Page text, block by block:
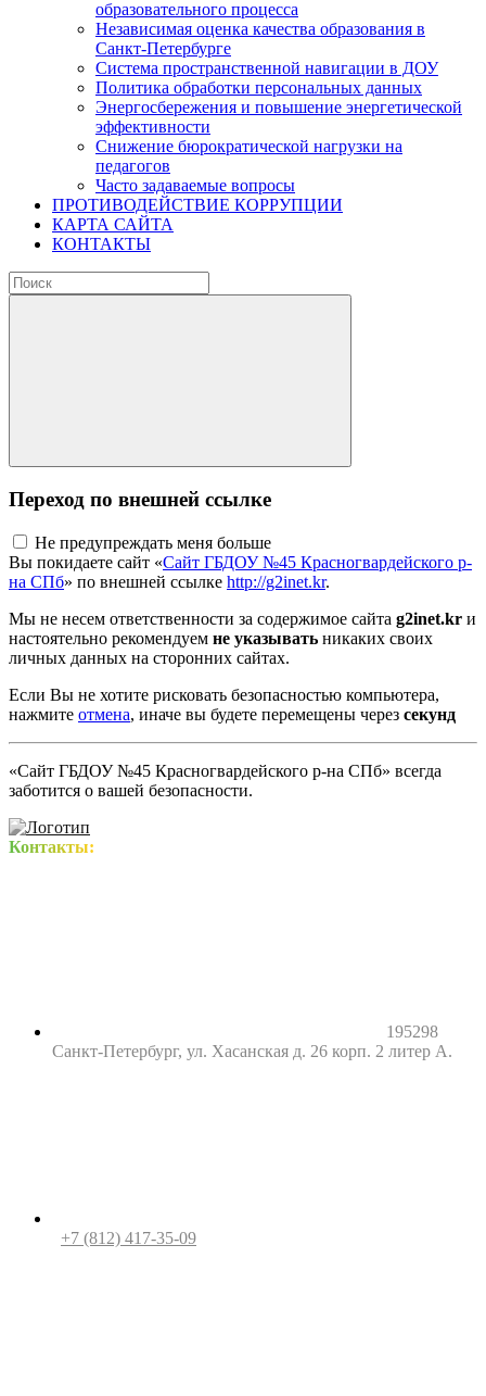
образовательного процесса
Независимая оценка качества образования в
Санкт-Петербурге
Система пространственной навигации в ДОУ
Политика обработки персональных данных
Энергосбережения и повышение энергетической
эффективности
Снижение бюрократической нагрузки на
педагогов
Часто задаваемые вопросы
ПРОТИВОДЕЙСТВИЕ КОРРУПЦИИ
КАРТА САЙТА
КОНТАКТЫ
Переход по внешней ссылке
Не предупреждать меня больше
Вы покидаете сайт «Сайт ГБДОУ №45 Красногвардейского р-
на СПб» по внешней ссылке http://g2inet.kr.
Мы не несем ответственности за содержимое сайта g2inet.kr и
настоятельно рекомендуем не указывать никаких своих
личных данных на сторонних сайтах.
Если Вы не хотите рисковать безопасностью компьютера,
нажмите отмена, иначе вы будете перемещены через секунд
«Сайт ГБДОУ №45 Красногвардейского р-на СПб» всегда
заботится о вашей безопасности.
Контакты:
195298
Санкт-Петербург, ул. Хасанская д. 26 корп. 2 литер А.
+7 (812) 417-35-09